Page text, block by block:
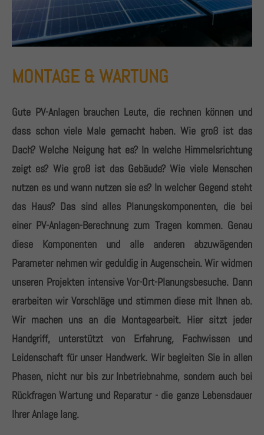
MONTAGE & WARTUNG
Gute PV-Anlagen brauchen Leute, die rechnen können und
dass schon viele Male gemacht haben. Wie groß ist das
Dach? Welche Neigung hat es? In welche Himmelsrichtung
zeigt es? Wie groß ist das Gebäude? Wie viele Menschen
nutzen es und wann nutzen sie es? In welcher Gegend steht
das Haus? Das sind alles Planungskomponenten, die bei
einer PV-Anlagen-Berechnung zum Tragen kommen. Genau
diese Komponenten und alle anderen abzuwägenden
Parameter nehmen wir geduldig in Augenschein. Wir widmen
unseren Projekten intensive Vor-Ort-Planungsbesuche. Dann
erarbeiten wir Vorschläge und stimmen diese mit Ihnen ab.
Wir machen uns an die Montagearbeit. Hier sitzt jeder
Handgriff, unterstützt von Erfahrung, Fachwissen und
Leidenschaft für unser Handwerk. Wir begleiten Sie in allen
Phasen, nicht nur bis zur Inbetriebnahme, sondern auch bei
Rückfragen Wartung und Reparatur - die ganze Lebensdauer
Ihrer Anlage lang.